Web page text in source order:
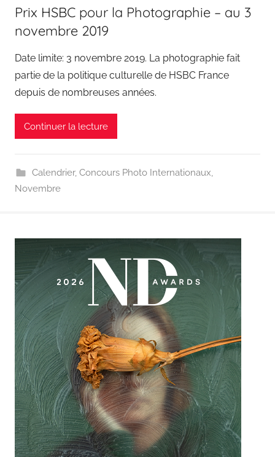
Prix HSBC pour la Photographie – au 3
novembre 2019
Date limite: 3 novembre 2019. La photographie fait
partie de la politique culturelle de HSBC France
depuis de nombreuses années.
Continuer la lecture
Calendrier, Concours Photo Internationaux,
Novembre